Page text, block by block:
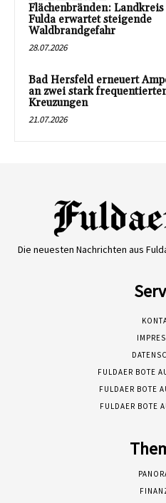
Flächenbränden: Landkreis
Fulda erwartet steigende
Waldbrandgefahr
28.07.2026
Bad Hersfeld erneuert
an zwei stark
Kreuzungen
21.07.2026
Die neuesten Nachrichten aus
FULDAER BOTE
FULDAER BOTE
FULDAER BOTE